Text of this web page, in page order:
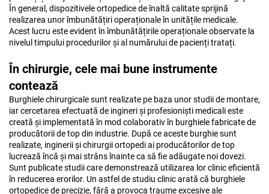
În general, dispozitivele ortopedice de înaltă calitate sprijină
realizarea unor îmbunătățiri operaționale în unitățile medicale.
Acest lucru este evident în îmbunătățirile operaționale observate la
nivelul timpului procedurilor și al numărului de pacienți tratați.
În chirurgie, cele mai bune instrumente
contează
Burghiele chirurgicale sunt realizate pe baza unor studii de montare,
iar cercetarea efectuată de ingineri și profesioniști medicali este
creată și implementată în mod colaborativ în burghiele fabricate de
producătorii de top din industrie. După ce aceste burghie sunt
realizate, inginerii și chirurgii ortopedi ai producătorilor de top
lucrează încă și mai strâns înainte ca să fie adăugate noi dovezi.
Sunt publicate studii care demonstrează utilizarea lor clinic eficientă
în reducerea erorilor. Un astfel de studiu clinic arată că burghiele
ortopedice de precizie, fără a provoca traume excesive ale